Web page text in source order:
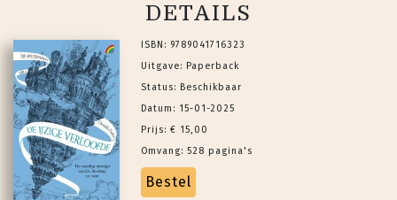
DETAILS
ISBN: 9789041716323
Uitgave: Paperback
Status: Beschikbaar
Datum: 15-01-2025
Prijs: € 15,00
Omvang: 528 pagina's
Bestel